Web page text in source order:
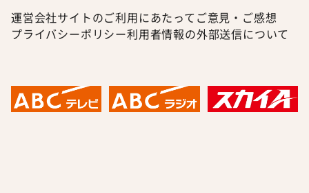
運営会社サイトのご利用にあたって ご意見・ご感想
プライバシーポリシー利用者情報の外部送信について